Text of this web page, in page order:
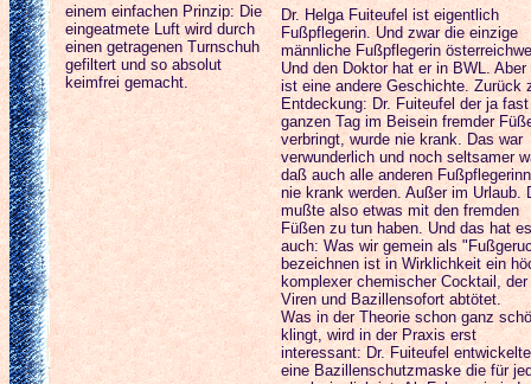
einem einfachen Prinzip: Die
eingeatmete Luft wird durch
einen getragenen Turnschuh
gefiltert und so absolut
keimfrei gemacht.
Dr. Helga Fuiteufel ist eigentlich
Fußpflegerin. Und zwar die einzige
männliche Fußpflegerin
Und den Doktor hat er in BWL. Aber
ist eine andere Geschichte. Zurück
Entdeckung: Dr. Fuiteufel der ja
ganzen Tag im Beisein fremder
verbringt, wurde nie krank. Das war
verwunderlich und noch seltsamer
daß auch alle anderen
nie krank werden. Außer im Urlaub.
mußte also etwas mit den fremden
Füßen zu tun haben. Und das hat es
auch: Was wir gemein als
bezeichnen ist in Wirklichkeit ein
komplexer chemischer Cocktail, der
Viren und Bazillensofort abtötet.
Was in der Theorie schon ganz
klingt, wird in der Praxis erst
interessant: Dr. Fuiteufel entwickelte
eine Bazillenschutzmaske die für